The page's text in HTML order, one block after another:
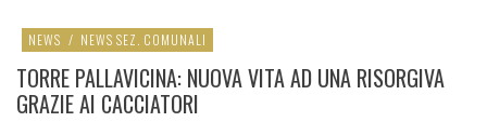
NEWS / NEWS SEZ. COMUNALI
TORRE PALLAVICINA: NUOVA VITA AD UNA RISORGIVA
GRAZIE AI CACCIATORI